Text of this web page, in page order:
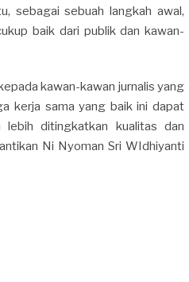
sebagai sebuah langkah awal,
baik dari publik dan kawan-
kawan-kawan jurnalis yang
kerja sama yang baik ini dapat
ditingkatkan kualitas dan
Ni Nyoman Sri WIdhiyanti